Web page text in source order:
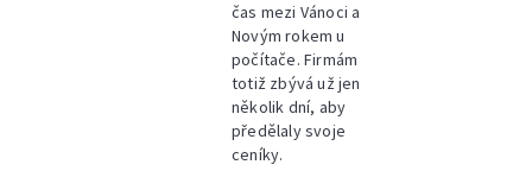
čas mezi Vánoci a
Novým rokem u
počítače. Firmám
totiž zbývá už jen
několik dní, aby
předělaly svoje
ceníky.